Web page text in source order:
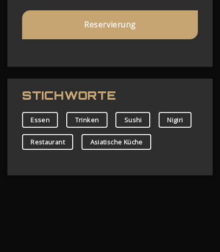
Reservierung
STICHWORTE
Essen Trinken Sushi Nigiri
Restaurant Asiatische Küche